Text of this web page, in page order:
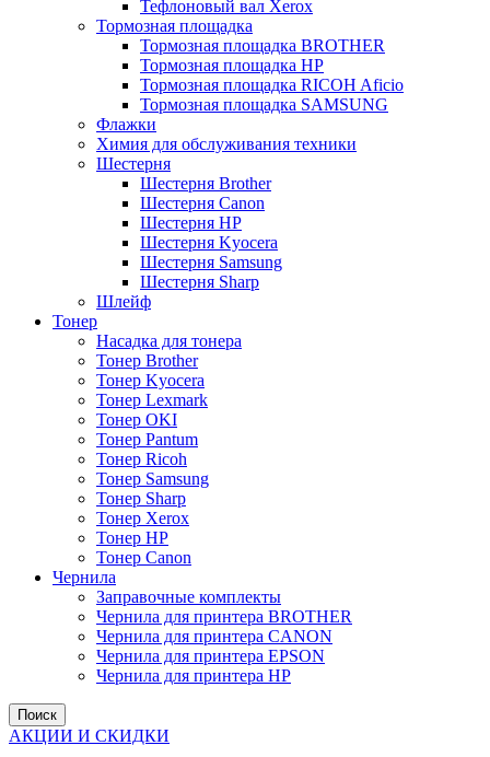
Тефлоновый вал Xerox
Тормозная площадка
Тормозная площадка BROTHER
Тормозная площадка HP
Тормозная площадка RICOH Aficio
Тормозная площадка SAMSUNG
Флажки
Химия для обслуживания техники
Шестерня
Шестерня Brother
Шестерня Canon
Шестерня HP
Шестерня Kyocera
Шестерня Samsung
Шестерня Sharp
Шлейф
Тонер
Насадка для тонера
Тонер Brother
Тонер Kyocera
Тонер Lexmark
Тонер OKI
Тонер Pantum
Тонер Ricoh
Тонер Samsung
Тонер Sharp
Тонер Xerox
Тонер НР
Тонер Саnon
Чернила
Заправочные комплекты
Чернила для принтера BROTHER
Чернила для принтера CANON
Чернила для принтера EPSON
Чернила для принтера HP
Поиск
АКЦИИ И СКИДКИ